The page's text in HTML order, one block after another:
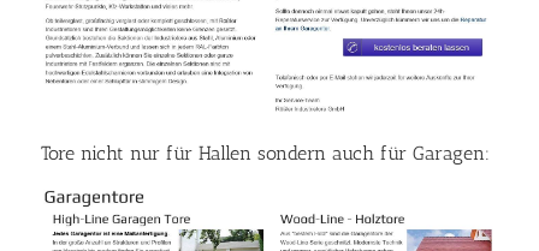
Tore nicht nur für Hallen sondern auch für Garagen: